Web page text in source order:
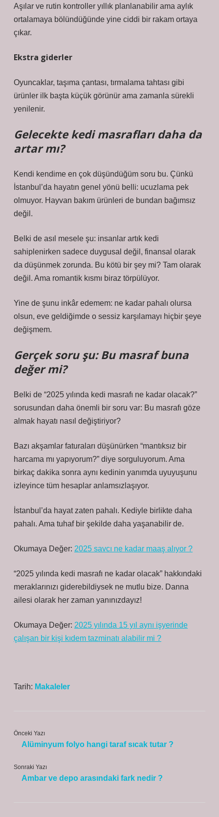
Aşılar ve rutin kontroller yıllık planlanabilir ama aylık
ortalamaya bölündüğünde yine ciddi bir rakam ortaya
çıkar.
Ekstra giderler
Oyuncaklar, taşıma çantası, tırmalama tahtası gibi
ürünler ilk başta küçük görünür ama zamanla sürekli
yenilenir.
Gelecekte kedi masrafları daha da
artar mı?
Kendi kendime en çok düşündüğüm soru bu. Çünkü
İstanbul’da hayatın genel yönü belli: ucuzlama pek
olmuyor. Hayvan bakım ürünleri de bundan bağımsız
değil.
Belki de asıl mesele şu: insanlar artık kedi
sahiplenirken sadece duygusal değil, finansal olarak
da düşünmek zorunda. Bu kötü bir şey mi? Tam olarak
değil. Ama romantik kısmı biraz törpülüyor.
Yine de şunu inkâr edemem: ne kadar pahalı olursa
olsun, eve geldiğimde o sessiz karşılamayı hiçbir şeye
değişmem.
Gerçek soru şu: Bu masraf buna
değer mi?
Belki de “2025 yılında kedi masrafı ne kadar olacak?”
sorusundan daha önemli bir soru var: Bu masrafı göze
almak hayatı nasıl değiştiriyor?
Bazı akşamlar faturaları düşünürken “mantıksız bir
harcama mı yapıyorum?” diye sorguluyorum. Ama
birkaç dakika sonra aynı kedinin yanımda uyuyuşunu
izleyince tüm hesaplar anlamsızlaşıyor.
İstanbul’da hayat zaten pahalı. Kediyle birlikte daha
pahalı. Ama tuhaf bir şekilde daha yaşanabilir de.
Okumaya Değer: 2025 savcı ne kadar maaş alıyor ?
“2025 yılında kedi masrafı ne kadar olacak” hakkındaki
meraklarınızı giderebildiysek ne mutlu bize. Danna
ailesi olarak her zaman yanınızdayız!
Okumaya Değer: 2025 yılında 15 yıl aynı işyerinde
çalışan bir kişi kıdem tazminatı alabilir mi ?
Tarih: Makaleler
Önceki Yazı
Alüminyum folyo hangi taraf sıcak tutar ?
Sonraki Yazı
Ambar ve depo arasındaki fark nedir ?